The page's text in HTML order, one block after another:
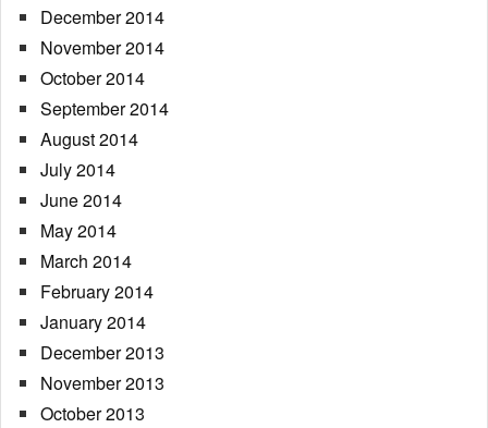
December 2014
November 2014
October 2014
September 2014
August 2014
July 2014
June 2014
May 2014
March 2014
February 2014
January 2014
December 2013
November 2013
October 2013